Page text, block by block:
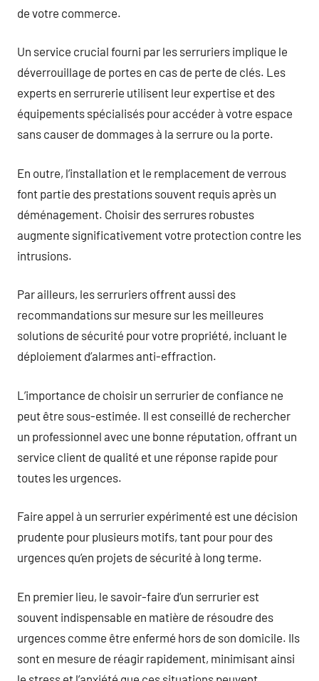
de votre commerce.
Un service crucial fourni par les serruriers implique le
déverrouillage de portes en cas de perte de clés. Les
experts en serrurerie utilisent leur expertise et des
équipements spécialisés pour accéder à votre espace
sans causer de dommages à la serrure ou la porte.
En outre, l’installation et le remplacement de verrous
font partie des prestations souvent requis après un
déménagement. Choisir des serrures robustes
augmente significativement votre protection contre les
intrusions.
Par ailleurs, les serruriers offrent aussi des
recommandations sur mesure sur les meilleures
solutions de sécurité pour votre propriété, incluant le
déploiement d’alarmes anti-effraction.
L’importance de choisir un serrurier de confiance ne
peut être sous-estimée. Il est conseillé de rechercher
un professionnel avec une bonne réputation, offrant un
service client de qualité et une réponse rapide pour
toutes les urgences.
Faire appel à un serrurier expérimenté est une décision
prudente pour plusieurs motifs, tant pour pour des
urgences qu’en projets de sécurité à long terme.
En premier lieu, le savoir-faire d’un serrurier est
souvent indispensable en matière de résoudre des
urgences comme être enfermé hors de son domicile. Ils
sont en mesure de réagir rapidement, minimisant ainsi